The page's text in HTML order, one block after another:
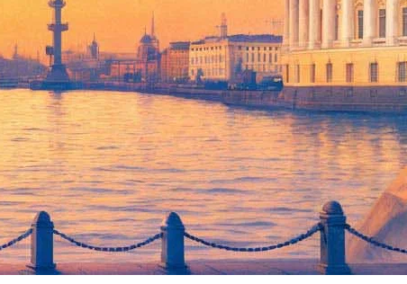
похищение вечером 27 января . По ее словам,
Во ходе общения с журналистами директор департамента